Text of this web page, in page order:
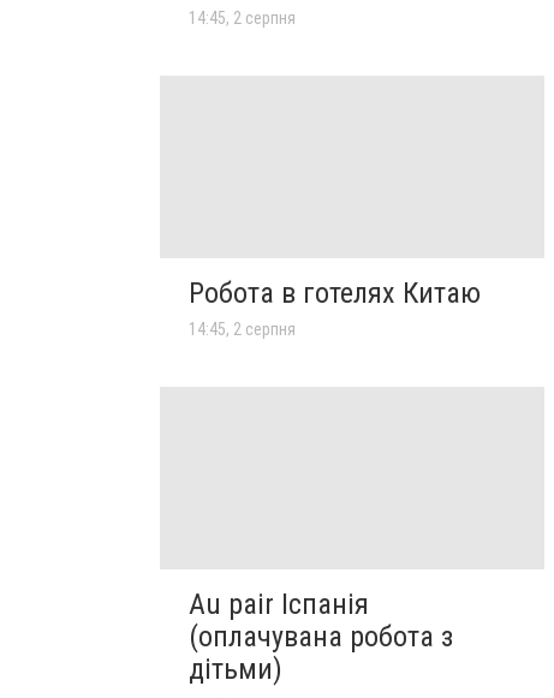
14:45, 2 серпня
Робота в готелях Китаю
14:45, 2 серпня
Au pair Іспанія
(оплачувана робота з
дітьми)